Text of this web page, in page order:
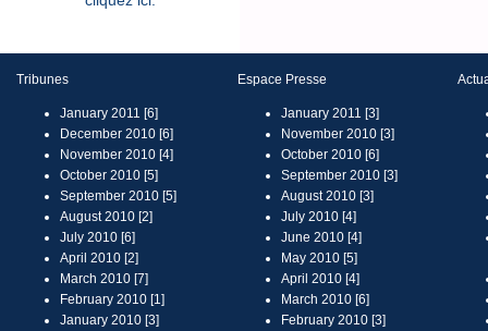
Tribunes
January 2011 [6]
December 2010 [6]
November 2010 [4]
October 2010 [5]
September 2010 [5]
August 2010 [2]
July 2010 [6]
April 2010 [2]
March 2010 [7]
February 2010 [1]
January 2010 [3]
Espace Presse
January 2011 [3]
November 2010 [3]
October 2010 [6]
September 2010 [3]
August 2010 [3]
July 2010 [4]
June 2010 [4]
May 2010 [5]
April 2010 [4]
March 2010 [6]
February 2010 [3]